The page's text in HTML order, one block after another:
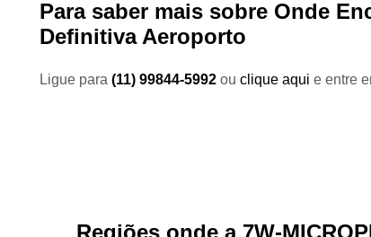
Para saber mais sobre Onde
Definitiva Aeroporto
Ligue para (11) 99844-5992 ou clique aqui e entre
Regiões onde a 7W-